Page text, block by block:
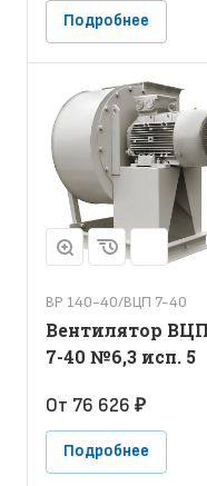
Подробнее
ВР 140-40/ВЦП 7-40
Вентилятор
7-40 №6,3 исп. 5
От 76 626 ₽
Подробнее